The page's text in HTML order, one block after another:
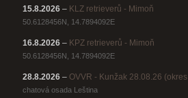
15.8.2026 – KLZ retrieverů - Mimoň
50.6128456N, 14.7894092E
16.8.2026 – KPZ retrieverů - Mimoň
50.6128456N, 14.7894092E
28.8.2026 – OVVR - Kunžak 28.08.26
chatová osada Leština